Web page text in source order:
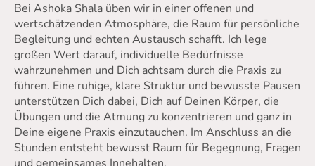
Bei Ashoka Shala üben wir in einer offenen und
wertschätzenden Atmosphäre, die Raum für persönliche
Begleitung und echten Austausch schafft. Ich lege
großen Wert darauf, individuelle Bedürfnisse
wahrzunehmen und Dich achtsam durch die Praxis zu
führen. Eine ruhige, klare Struktur und bewusste Pausen
unterstützen Dich dabei, Dich auf Deinen Körper, die
Übungen und die Atmung zu konzentrieren und ganz in
Deine eigene Praxis einzutauchen. Im Anschluss an die
Stunden entsteht bewusst Raum für Begegnung, Fragen